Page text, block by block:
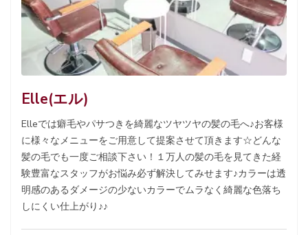
Elle(エル)
Elleでは癖毛やパサつきを綺麗なツヤツヤの髪の毛へ♪お客様
に様々なメニューをご用意して提案させて頂きます☆どんな
髪の毛でも一度ご相談下さい！１万人の髪の毛を見てきた経
験豊富なスタッフがお悩み必ず解決してみせます♪カラーは透
明感のあるダメージの少ないカラーでムラなく綺麗な色落ち
しにくい仕上がり♪♪